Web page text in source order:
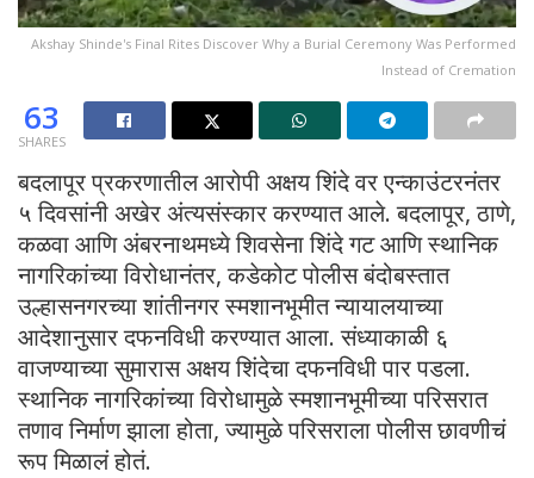
Akshay Shinde's Final Rites Discover Why a Burial Ceremony Was Performed
Instead of Cremation
63
SHARES
बदलापूर प्रकरणातील आरोपी अक्षय शिंदे वर एन्काउंटरनंतर
५ दिवसांनी अखेर अंत्यसंस्कार करण्यात आले. बदलापूर, ठाणे,
कळवा आणि अंबरनाथमध्ये शिवसेना शिंदे गट आणि स्थानिक
नागरिकांच्या विरोधानंतर, कडेकोट पोलीस बंदोबस्तात
उल्हासनगरच्या शांतीनगर स्मशानभूमीत न्यायालयाच्या
आदेशानुसार दफनविधी करण्यात आला. संध्याकाळी ६
वाजण्याच्या सुमारास अक्षय शिंदेचा दफनविधी पार पडला.
स्थानिक नागरिकांच्या विरोधामुळे स्मशानभूमीच्या परिसरात
तणाव निर्माण झाला होता, ज्यामुळे परिसराला पोलीस छावणीचं
रूप मिळालं होतं.